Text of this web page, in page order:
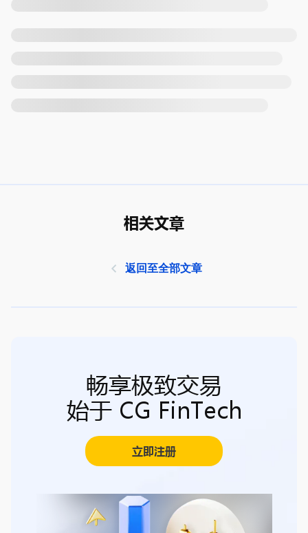
相关文章
返回至全部文章
畅享极致交易
始于 CG FinTech
立即注册